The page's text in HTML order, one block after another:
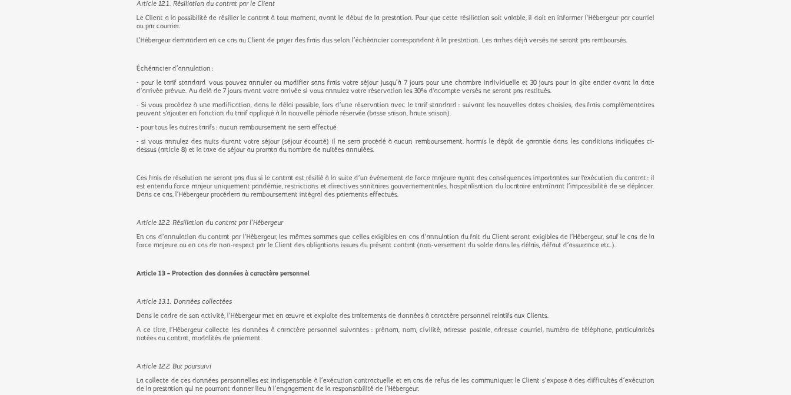
Article 12.1. Résiliation du contrat par le Client
Le Client a la possibilité de résilier le contrat à tout moment, avant le début de la prestation. Pour que cette résiliation soit valable, il doit en informer l’Hébergeur par courriel
ou par courrier.
L’Hébergeur demandera en ce cas au Client de payer des frais dus selon l’échéancier correspondant à la prestation. Les arrhes déjà versés ne seront pas remboursés.
Échéancier d’annulation :
- pour le tarif standard vous pouvez annuler ou modifier sans frais votre séjour jusqu’à 7 jours pour une chambre individuelle et 30 jours pour la gîte entier avant la date
d’arrivée prévue. Au delà de 7 jours avant votre arrivée si vous annulez votre réservation les 30% d'acompte versés ne seront pas restitués.
- Si vous procédez à une modification, dans le délai possible, lors d’une réservation avec le tarif standard : suivant les nouvelles dates choisies, des frais complémentaires
peuvent s'ajouter en fonction du tarif appliqué à la nouvelle période réservée (basse saison, haute saison).
- pour tous les autres tarifs : aucun remboursement ne sera effectué
- si vous annulez des nuits durant votre séjour (séjour écourté) il ne sera procédé à aucun remboursement, hormis le dépôt de garantie dans les conditions indiquées ci-
dessus (article 8) et la taxe de séjour au prorata du nombre de nuitées annulées.
Ces frais de résolution ne seront pas dus si le contrat est résilié à la suite d’un événement de force majeure ayant des conséquences importantes sur l'exécution du contrat : il
est entendu force majeur uniquement pandémie, restrictions et directives sanitaires gouvernementales, hospitalisation du locataire entraînant l’impossibilité de se déplacer.
Dans ce cas, l’Hébergeur procédera au remboursement intégral des paiements effectués.
Article 12.2. Résiliation du contrat par l’Hébergeur
En cas d’annulation du contrat par l’Hébergeur, les mêmes sommes que celles exigibles en cas d’annulation du fait du Client seront exigibles de l’Hébergeur, sauf le cas de la
force majeure ou en cas de non-respect par le Client des obligations issues du présent contrat (non-versement du solde dans les délais, défaut d’assurance etc.).
Article 13 – Protection des données à caractère personnel
Article 13.1. Données collectées
Dans le cadre de son activité, l’Hébergeur met en œuvre et exploite des traitements de données à caractère personnel relatifs aux Clients.
A ce titre, l’Hébergeur collecte les données à caractère personnel suivantes : prénom, nom, civilité, adresse postale, adresse courriel, numéro de téléphone, particularités
notées au contrat, modalités de paiement.
Article 12.2. But poursuivi
La collecte de ces données personnelles est indispensable à l’exécution contractuelle et en cas de refus de les communiquer, le Client s’expose à des difficultés d’exécution
de la prestation qui ne pourront donner lieu à l’engagement de la responsabilité de l’Hébergeur.